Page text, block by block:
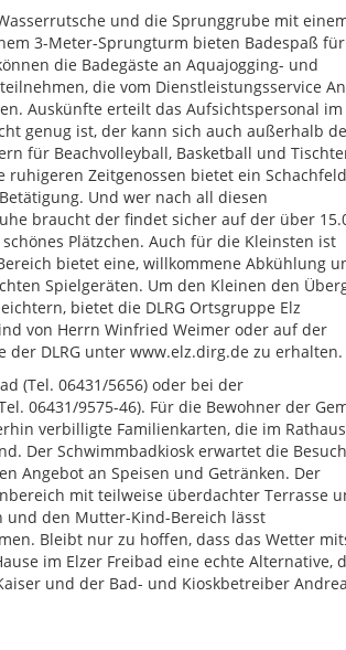
und die Sprunggrube mit
3-Meter-Sprungturm bieten Badespaß
die Badegäste an Aquajogging- und
die vom Dienstleistungsservice
Auskünfte erteilt das Aufsichtspersonal im
genug ist, der kann sich auch außerhalb
für Beachvolleyball, Basketball und
Zeitgenossen bietet ein Schachfeld
Und wer nach all diesen
braucht der findet sicher auf der über
Plätzchen. Auch für die Kleinsten ist
bietet eine, willkommene Abkühlung
Spielgeräten. Um den Kleinen den
bietet die DLRG Ortsgruppe Elz
von Herrn Winfried Weimer oder auf der
der DLRG unter www.elz.dirg.de zu erhalten.
(Tel. 06431/5656) oder bei der
06431/9575-46). Für die Bewohner der
verbilligte Familienkarten, die im
Der Schwimmbadkiosk erwartet die
Angebot an Speisen und Getränken. Der
mit teilweise überdachter Terrasse
und den Mutter-Kind-Bereich lässt
Bleibt nur zu hoffen, dass das Wetter
im Elzer Freibad eine echte Alternative,
und der Bad- und Kioskbetreiber